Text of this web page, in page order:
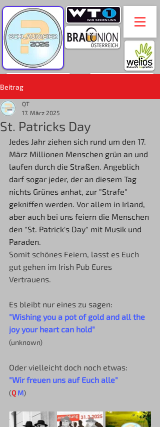
Beitrag
St. Patricks Day
QT
17. März 2025
Jedes Jahr ziehen sich rund um den 17.
März Millionen Menschen grün an und
laufen durch die Straßen. Angeblich
darf sogar jeder, der an diesem Tag
nichts Grünes anhat, zur "Strafe"
gekniffen werden. Vor allem in Irland,
aber auch bei uns feiern die Menschen
den "St. Patrick's Day" mit Musik und
Paraden.
Somit schönes Feiern, lasst es Euch
gut gehen im Irish Pub Eures
Vertrauens.
Es bleibt nur eines zu sagen:
"Wishing you a pot of gold and all the
joy your heart can hold"
(unknown)
Oder vielleicht doch noch etwas:
"Wir freuen uns auf Euch alle"
(Q M)